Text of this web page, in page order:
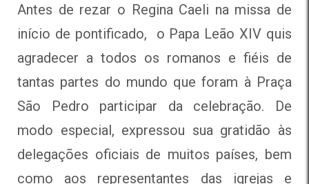
Antes de rezar o Regina Caeli na missa de
início de pontificado, o Papa Leão XIV quis
agradecer a todos os romanos e fiéis de
tantas partes do mundo que foram à Praça
São Pedro participar da celebração. De
modo especial, expressou sua gratidão às
delegações oficiais de muitos países, bem
como aos representantes das igrejas e